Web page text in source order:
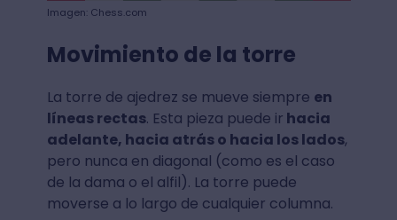
Imagen: Chess.com
Movimiento de la torre
La torre de ajedrez se mueve siempre en
líneas rectas. Esta pieza puede ir hacia
adelante, hacia atrás o hacia los lados,
pero nunca en diagonal (como es el caso
de la dama o el alfil). La torre puede
moverse a lo largo de cualquier columna.